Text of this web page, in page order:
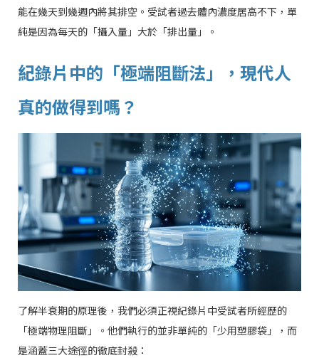
能在幾天到幾週內將其排空。受試者過去體內濃度居高不下，單
純是因為每天的「攝入量」大於「排出量」。
紀錄片中的「極端阻斷法」，現代人
真的做得到嗎？
了解半衰期的原理後，我們必須正視紀錄片中受試者所經歷的
「極端物理阻斷」。他們執行的並非單純的「少用塑膠袋」，而
是涵蓋三大途徑的徹底封殺：